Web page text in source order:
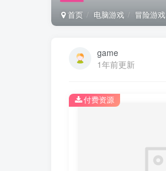
首页 电脑游戏 冒险游戏
game
1年前更新
付费资源